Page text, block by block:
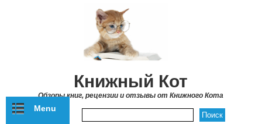
Книжный Кот
Обзоры книг, рецензии и отзывы от Книжного Кота
Menu